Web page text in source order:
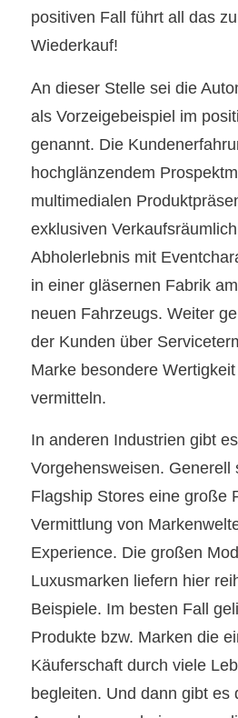
positiven Fall führt all das
Wiederkauf!
An dieser Stelle sei die
als Vorzeigebeispiel im
genannt. Die
hochglänzendem
multimedialen
exklusiven
Abholerlebnis mit
in einer gläsernen Fabrik
neuen Fahrzeugs. Weiter
der Kunden über
Marke besondere
vermitteln.
In anderen Industrien gibt
Vorgehensweisen. Generell
Flagship Stores eine große
Vermittlung von
Experience. Die großen
Luxusmarken liefern hier
Beispiele. Im besten Fall
Produkte bzw. Marken die
Käuferschaft durch viele
begleiten. Und dann gibt es